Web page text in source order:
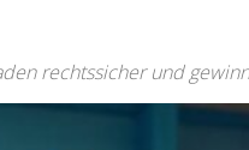
rechtssicher und